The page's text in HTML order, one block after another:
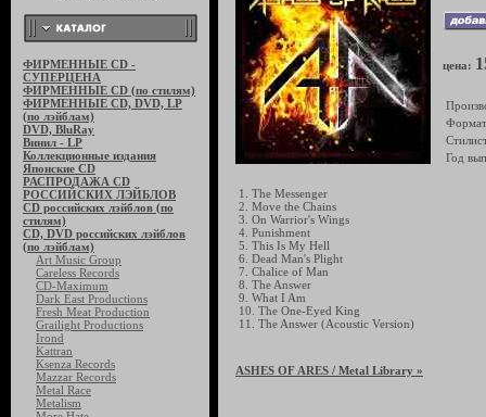
ФИРМЕННЫЕ CD -
СУПЕРЦЕНА
ФИРМЕННЫЕ CD (по стилям)
ФИРМЕННЫЕ CD, DVD, LP
(по лэйблам)
DVD, BluRay
Винил - LP
Коллекционные издания
Японские CD
РАСПРОДАЖА CD
РОССИЙСКИХ ЛЭЙБЛОВ
CD российских лэйблов (по
стилям)
CD, DVD российских лэйблов
(по лэйблам)
Art Music Group
Careless Records
CD-Maximum
Dark East Productions
Fresh Meat Production
Grailight Productions
Irond
Kattran
Ksenza Records
Mazzar Records
Metal Race
Metalism
цена:
Год
1. The Messenger
2. Move the Chains
3. On Warrior's Wings
4. Punishment
5. This Is My Hell
6. Dead Man's Plight
7. Chalice of Man
8. The Answer
9. What I Am
10. The One-Eyed King
11. The Answer (Acoustic Version)
ASHES OF ARES / Metal Library »